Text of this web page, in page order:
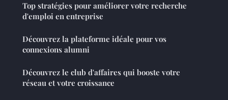
Top stratégies pour améliorer votre recherche
d'emploi en entreprise
Découvrez la plateforme idéale pour vos
connexions alumni
Découvrez le club d'affaires qui booste votre
réseau et votre croissance